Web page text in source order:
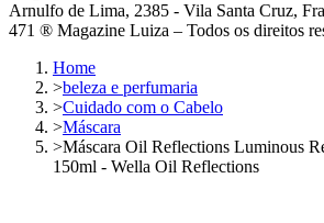
Arnulfo de Lima, 2385 - Vila Santa Cruz,
471 ® Magazine Luiza – Todos os direitos
Home
>beleza e perfumaria
>Cuidado com o Cabelo
>Máscara
>Máscara Oil Reflections Luminous
150ml - Wella Oil Reflections